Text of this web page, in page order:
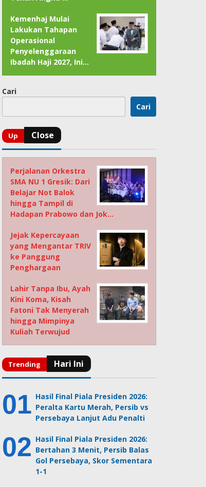
Kemenhaj Mulai
Lakukan Tahapan
Operasional
Penyelenggaraan
Ibadah Haji 2027, Ini…
Cari
Cari
Perjalanan Orkestra
SMA NU 1 Gresik: Dari
Belajar Not Balok
hingga Tampil di
Hadapan Prabowo dan Jok…
Jejak Kepercayaan
yang Mengantar TRIV
ke Panggung
Penghargaan
Lahir Tanpa Ibu, Ayah
Kini Koma, Kisah
Fatoni Tak Menyerah
hingga Mimpinya
Kuliah Terwujud
Hasil Final Piala Presiden 2026:
Peralta Kartu Merah, Persib vs
Persebaya Lanjut Adu Penalti
Hasil Final Piala Presiden 2026:
Bertahan 3 Menit, Persib Balas
Gol Persebaya, Skor Sementara
1-1